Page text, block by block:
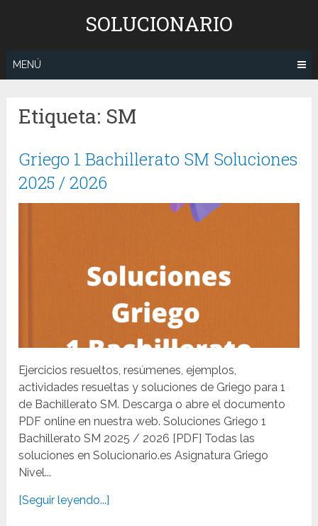
SOLUCIONARIO
MENÚ
Etiqueta: SM
Griego 1 Bachillerato SM Soluciones
2025 / 2026
Ejercicios resueltos, resúmenes, ejemplos,
actividades resueltas y soluciones de Griego para 1
de Bachillerato SM. Descarga o abre el documento
PDF online en nuestra web. Soluciones Griego 1
Bachillerato SM 2025 / 2026 [PDF] Todas las
soluciones en Solucionario.es Asignatura Griego
Nivel...
[Seguir leyendo...]